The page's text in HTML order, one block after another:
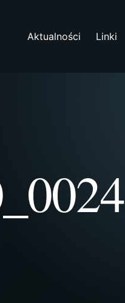
Aktualności Linki